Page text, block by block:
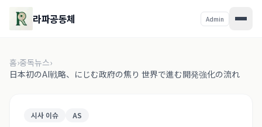
라파공동체 Admin
홈›중독뉴스›
日本初のAI戦略、にじむ政府の焦り 世界で進む開発強化の流れ
시사 이슈 AS